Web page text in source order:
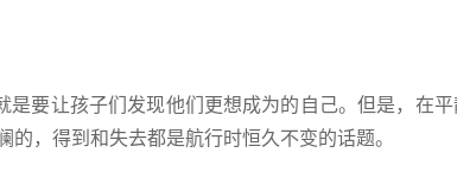
是要让孩子们发现他们更想成为的自己。但是，在
，得到和失去都是航行时恒久不变的话题。